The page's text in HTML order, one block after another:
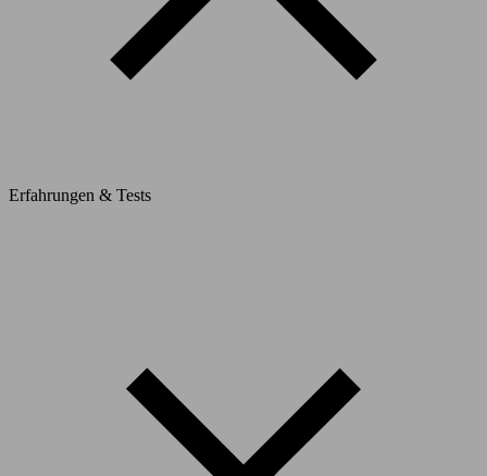
Erfahrungen & Tests